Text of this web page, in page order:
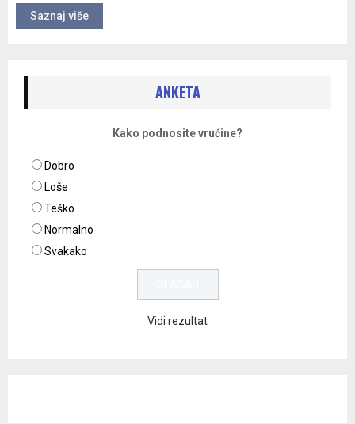
Saznaj više
ANKETA
Kako podnosite vrućine?
Dobro
Loše
Teško
Normalno
Svakako
Vidi rezultat